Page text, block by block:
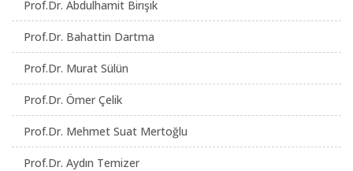
Prof.Dr. Abdulhamit Birışık
Prof.Dr. Bahattin Dartma
Prof.Dr. Murat Sülün
Prof.Dr. Ömer Çelik
Prof.Dr. Mehmet Suat Mertoğlu
Prof.Dr. Aydın Temizer